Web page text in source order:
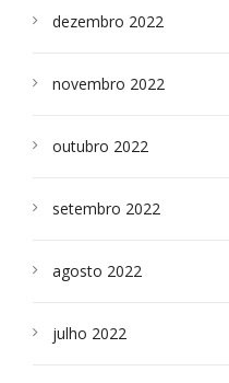
dezembro 2022
novembro 2022
outubro 2022
setembro 2022
agosto 2022
julho 2022